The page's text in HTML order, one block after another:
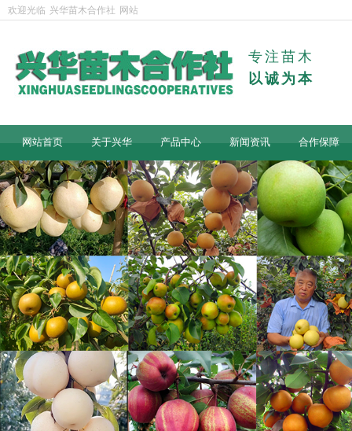
欢迎光临 兴华苗木合作社 网站
专注苗木
以诚为本
网站首页 关于兴华 产品中心 新闻资讯 合作保障